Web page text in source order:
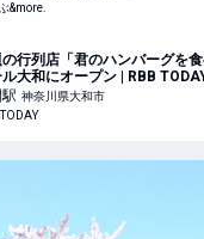
&more.
行列店「君のハンバーグを
ル大和にオープン | RBB
駅 神奈川県大和市